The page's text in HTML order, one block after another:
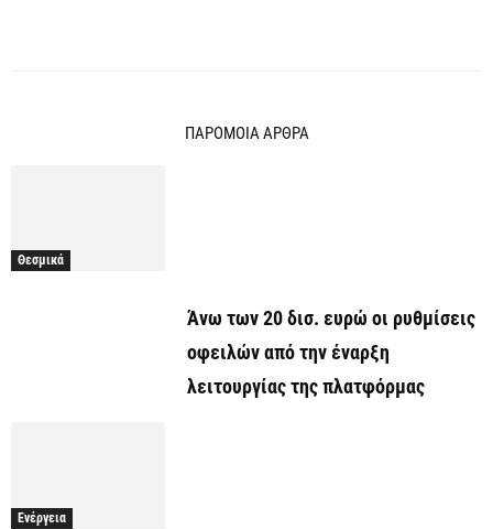
ΠΑΡΟΜΟΙΑ ΑΡΘΡΑ
Θεσμικά
Άνω των 20 δισ. ευρώ οι ρυθμίσεις
οφειλών από την έναρξη
λειτουργίας της πλατφόρμας
Ενέργεια